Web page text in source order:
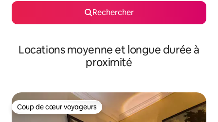
Rechercher
Locations moyenne et longue durée à
proximité
Coup de cœur voyageurs
Coup de cœur voyageurs